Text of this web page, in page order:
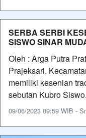
SERBA SERBI
SISWO SINAR
Oleh : Arga Putra
Prajeksari,
memiliki kesenian
sebutan Kubro
09/06/2023 09:59 WIB -